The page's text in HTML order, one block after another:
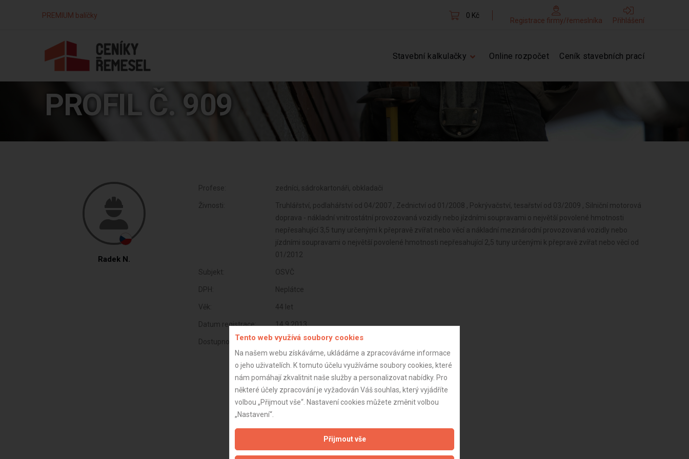
PREMIUM balíčky 0 Kč
Registrace firmy/řemeslníka Přihlášení
Stavební kalkulačky Online rozpočet Ceník stavebních prací
PROFIL Č. 909
Radek N.
Profese: zedníci, sádrokartonáři, obkladači
Živnosti:
Truhlářství, podlahářství od 04/2007 , Zednictví od 01/2008 , Pokrývačství, tesařství od 03/2009 , Silniční motorová
doprava - nákladní vnitrostátní provozovaná vozidly nebo jízdními soupravami o největší povolené hmotnosti
nepřesahující 3,5 tuny určenými k přepravě zvířat nebo věcí a nákladní mezinárodní provozovaná vozidly nebo
jízdními soupravami o největší povolené hmotnosti nepřesahující 2,5 tuny určenými k přepravě zvířat nebo věcí od
01/2012
Subjekt: OSVČ
DPH: Neplátce
Věk: 44 let
Datum registrace: 14.9.2013
Dostupnost:Tento web využívá soubory cookies
Na našem webu získáváme, ukládáme a zpracováváme informace
o jeho uživatelích. K tomuto účelu využíváme soubory cookies, které
nám pomáhají zkvalitnit naše služby a personalizovat nabídky. Pro
některé účely zpracování je vyžadován Váš souhlas, který vyjádříte
volbou „Přijmout vše“. Nastavení cookies můžete změnit volbou
„Nastavení“.
Přijmout vše